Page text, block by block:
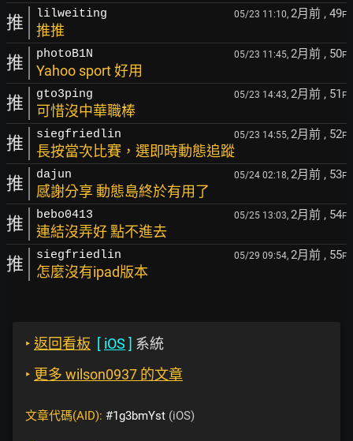
推 lilweiting 05/23 11:10, 2月前 , 49F
推推
推 photoB1N 05/23 11:45, 2月前 , 50F
Yahoo sport 好用
推 gto3ping 05/23 14:43, 2月前 , 51 F
可惜沒中華職棒
推 siegfriedlin 05/23 14:55, 2月前 , 52F
長按當次比賽，選即時動態追蹤
推 dajun 05/24 02:18, 2月前 , 53F
感謝分享 動態島終於有用了
推 bebo0413 05/25 13:03, 2月前 , 54F
連結沒弄好 點不進去
推 siegfriedlin 05/29 09:54, 2月前 , 55F
怎麼沒有ipad版本
‣ 返回看板 [ iOS ] 系統
‣ 更多 wilson0937 的文章
文章代碼(AID): #1g3bmYst (iOS)